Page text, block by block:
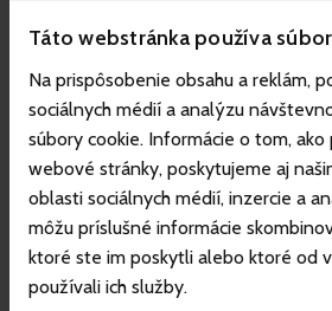
Táto webstránka používa
Na prispôsobenie obsahu a reklám,
sociálnych médií a analýzu
súbory cookie. Informácie o tom,
webové stránky, poskytujeme aj
oblasti sociálnych médií, inzercie a
môžu príslušné informácie
ktoré ste im poskytli alebo ktoré od
používali ich služby.
Užijte si v ceně AQUA TICKETU
tobogánováním a nech se roztančit
ve vybraných termínech.
Wellness & Spa
3 hodinový vstup do 21 parních,
lázní, saun a procedur (doplatková